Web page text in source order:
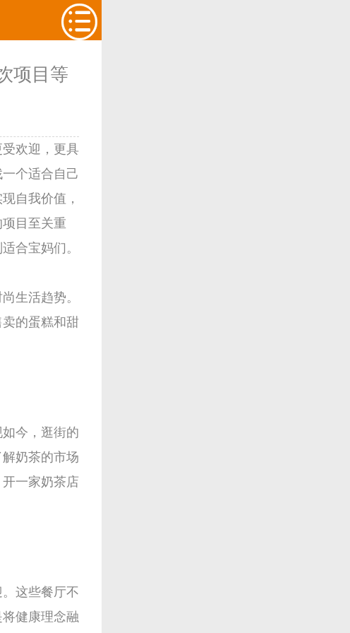
项目等
欢迎，更具
个适合自己
自我价值，
目至关重
合宝妈们。
生活趋势。
的蛋糕和甜
今，逛街的
奶茶的市场
一家奶茶店
这些餐厅不
健康理念融